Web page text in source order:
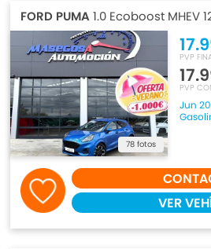
FORD PUMA1.0 Ecoboost MHEV
78 fotos
PVP
PVP
Jun
VER